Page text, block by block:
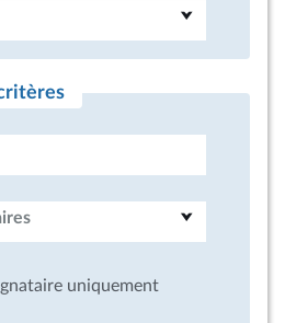
uniquement